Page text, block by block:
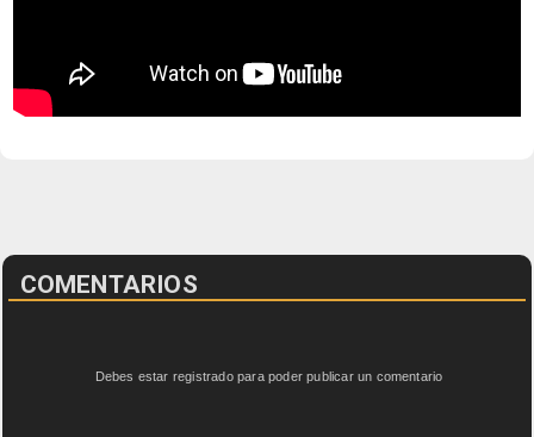
COMENTARIOS
Debes estar registrado para poder publicar un comentario